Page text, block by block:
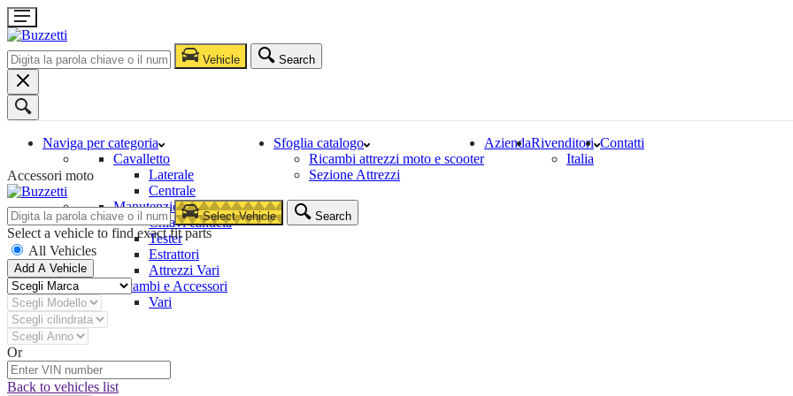
Vehicle Search
Naviga per categoria
Cavalletto
Laterale
Centrale
Manutenzione e Riparazione
Chiavi candela
Tester
Estrattori
Attrezzi Vari
Ricambi e Accessori
Vari
Sfoglia catalogo
Ricambi attrezzi moto e scooter
Sezione Attrezzi
AziendaRivenditori
Italia
Contatti
Accessori moto
Select Vehicle Search
Select a vehicle to find exact fit parts
All Vehicles
Add A Vehicle
Or
Back to vehicles list